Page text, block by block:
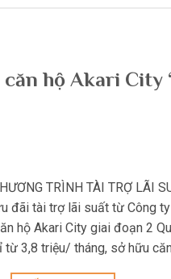
hộ Akari City
TRÌNH TÀI TRỢ LÃI
đãi tài trợ lãi suất từ Công
hộ Akari City giai đoạn 2
từ 3,8 triệu/ tháng, sở hữu